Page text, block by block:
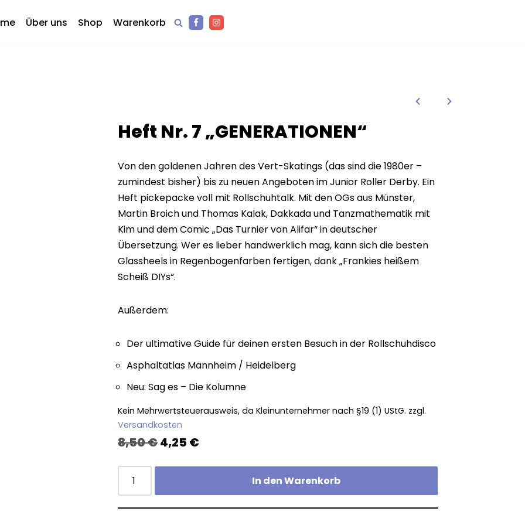
Über uns Shop Warenkorb
Heft Nr. 7 „GENERATIONEN“
Von den goldenen Jahren des Vert-Skatings (das sind die 1980er –
zumindest bisher) bis zu neuen Angeboten im Junior Roller Derby. Ein
Heft pickepacke voll mit Rollschuhtalk. Mit den OGs aus Münster,
Martin Broich und Thomas Kalak, Dakkada und Tanzmathematik mit
Kim und dem Comic „Das Turnier von Alifar“ in deutscher
Übersetzung. Wer es lieber handwerklich mag, kann sich die besten
Glassheels in Regenbogenfarben fertigen, dank „Frankies heißem
Scheiß DIYs“.
Außerdem:
Der ultimative Guide für deinen ersten Besuch in der Rollschuhdisco
Asphaltatlas Mannheim / Heidelberg
Neu: Sag es – Die Kolumne
Kein Mehrwertsteuerausweis, da Kleinunternehmer nach §19 (1) UStG. zzgl.
Versandkosten
8,50€4,25 €
In den Warenkorb